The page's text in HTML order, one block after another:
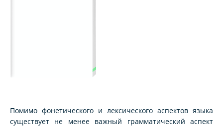
Помимо фонетического и лексического аспектов языка
существует не менее важный грамматический аспект